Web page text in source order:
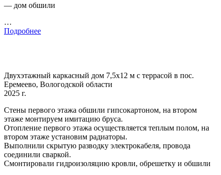
— дом обшили
…
Подробнее
Двухэтажный каркасный дом 7,5х12 м с террасой в пос.
Еремеево, Вологодской области
2025 г.
Стены первого этажа обшили гипсокартоном, на втором
этаже монтируем имитацию бруса.
Отопление первого этажа осуществляется теплым полом, на
втором этаже установим радиаторы.
Выполнили скрытую разводку электрокабеля, провода
соединили сваркой.
Смонтировали гидроизоляцию кровли, обрешетку и обшили